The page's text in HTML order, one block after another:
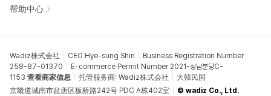
帮助中心
Wadiz株式会社 CEO Hye-sung Shin
Business Registration Number
258-87-01370
E-commerce Permit Number 2021-성남분당C-
1153 查看商家信息 托管服务商: Wadiz株式会社
大韓民国
京畿道城南市盆唐区板桥路242号 PDC A栋402室
© wadiz Co., Ltd.